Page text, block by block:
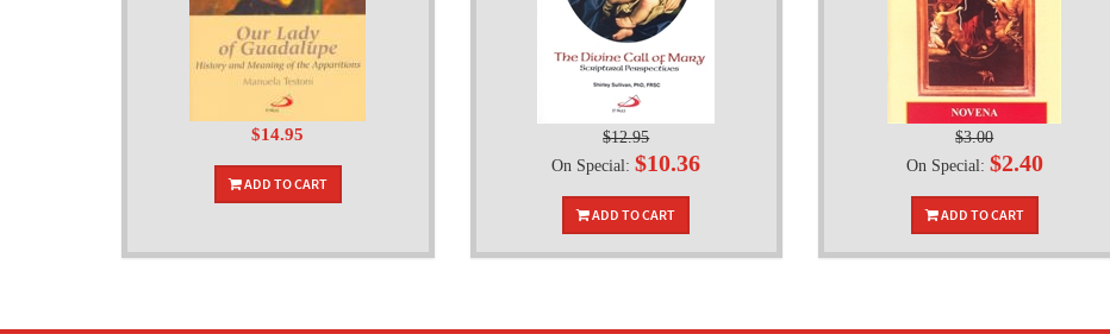
$14.95
ADD TO CART
$12.95
On Special: $10.36
ADD TO CART
$3.00
On Special: $2.40
ADD TO CART